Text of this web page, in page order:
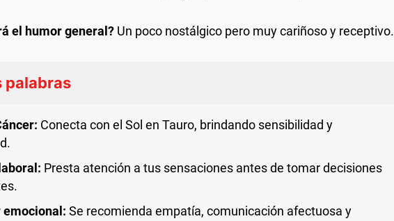
el humor general? Un poco nostálgico pero muy cariñoso y receptivo.
palabras
Conecta con el Sol en Tauro, brindando sensibilidad y
Presta atención a tus sensaciones antes de tomar decisiones
emocional: Se recomienda empatía, comunicación afectuosa y